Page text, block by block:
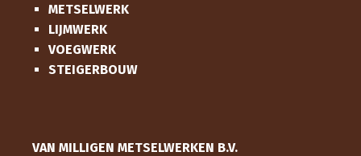
METSELWERK
LIJMWERK
VOEGWERK
STEIGERBOUW
VAN MILLIGEN METSELWERKEN B.V.